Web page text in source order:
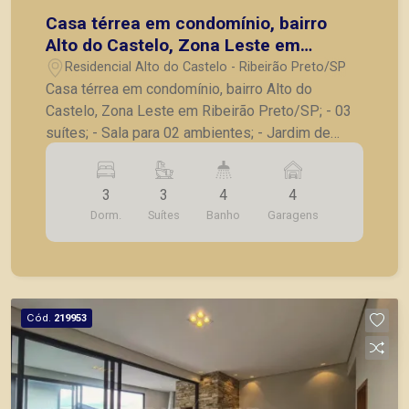
Casa térrea em condomínio, bairro
Alto do Castelo, Zona Leste em
Ribeirão Preto/SP;
Residencial Alto do Castelo - Ribeirão Preto/SP
Casa térrea em condomínio, bairro Alto do
Castelo, Zona Leste em Ribeirão Preto/SP; - 03
suítes; - Sala para 02 ambientes; - Jardim de
inverno; - Lavabo com revestimento de pedra; -
Varanda gourmet integrada; - Cozinha ampla; -
Lavanderia com acesso externo e interno; -
Piscina aquecida e hidromassagem com vista
privilegiada; - Entrada lateral independente; - 04
Revestimento em pedra madeira na sala; - Casa
de esquina com entrada social reservada; -
Fechamento em gradil para privacidade da área
comum; - Ilha e bancadas dos banheiros em
granito; - Box e espelhos instalados; -
3
Dorm.
3
Suítes
4
Banho
4
Garagens
Cód. 219953